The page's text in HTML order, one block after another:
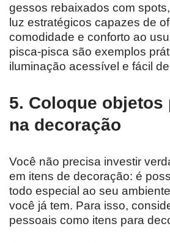
gessos rebaixados com
luz estratégicos capazes de
comodidade e conforto ao
pisca-pisca são exemplos
iluminação acessível e fácil
5. Coloque objetos
na decoração
Você não precisa investir
em itens de decoração: é
todo especial ao seu
você já tem. Para isso,
pessoais como itens para